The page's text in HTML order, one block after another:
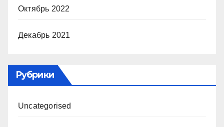
Октябрь 2022
Декабрь 2021
Рубрики
Uncategorised